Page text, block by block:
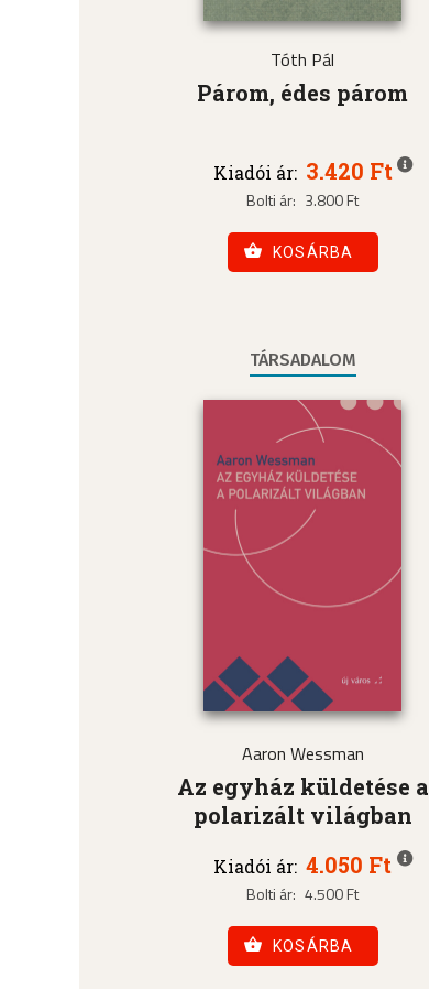
Tóth Pál
Párom, édes párom
Kiadói ár: 3.420 Ft
Bolti ár: 3.800 Ft
KOSÁRBA
TÁRSADALOM
Aaron Wessman
Az egyház küldetése a
polarizált világban
Kiadói ár: 4.050 Ft
Bolti ár: 4.500 Ft
KOSÁRBA